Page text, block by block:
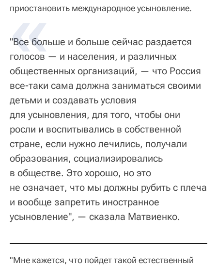
приостановить международное усыновление.
"Все больше и больше сейчас раздается
голосов — и населения, и различных
общественных организаций, — что Россия
все-таки сама должна заниматься своими
детьми и создавать условия
для усыновления, для того, чтобы они
росли и воспитывались в собственной
стране, если нужно лечились, получали
образования, социализировались
в обществе. Это хорошо, но это
не означает, что мы должны рубить с плеча
и вообще запретить иностранное
усыновление", — сказала Матвиенко.
"Мне кажется, что пойдет такой естественный